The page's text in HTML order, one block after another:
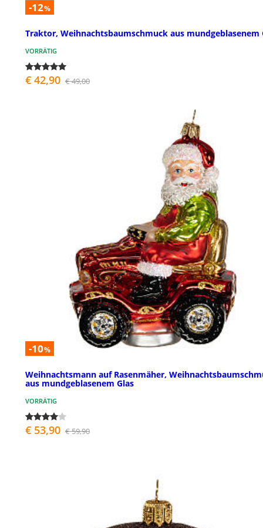
-12%
Traktor, Weihnachtsbaumschmuck aus mundgeblasenem
VORRÄTIG
€ 42,90 € 49,00
-10%
Weihnachtsmann auf Rasenmäher,
aus mundgeblasenem Glas
VORRÄTIG
€ 53,90 € 59,90